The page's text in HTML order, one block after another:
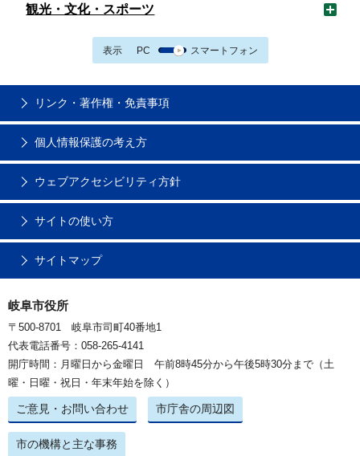
観光・文化・スポーツ
表示 PC スマートフォン
リンク・著作権・免責事項
個人情報保護の考え方
ウェブアクセシビリティ方針
サイトの使い方
サイトマップ
岐阜市役所
〒500-8701 岐阜市司町40番地1
代表電話番号：058-265-4141
開庁時間：月曜日から金曜日 午前8時45分から午後5時30分まで（土
曜・日曜・祝日・年末年始を除く）
ご意見・お問い合わせ 市庁舎の周辺図
市の機構と主な事務